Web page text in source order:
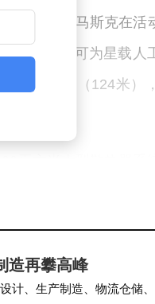
算网络。马斯克在活
列的卫星可为星载人
三代星舰（124米）
发功率达1兆瓦的增
本优势：“地球上的
造再攀高峰
计、生产制造、物流仓储